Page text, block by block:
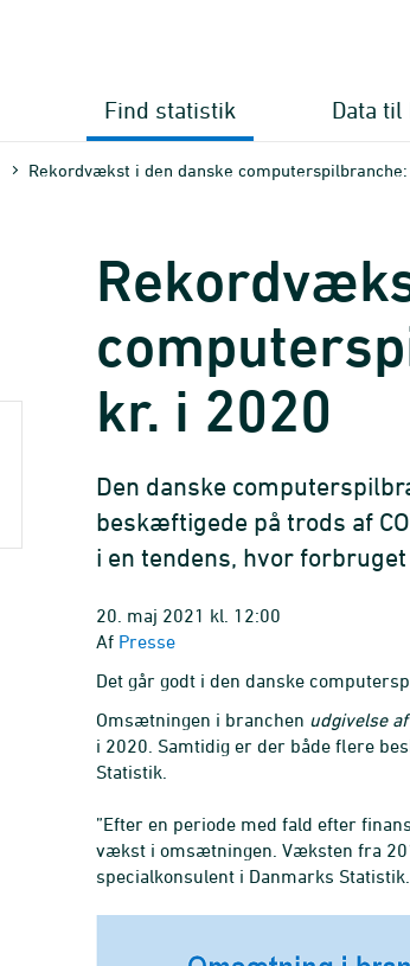
Find statistik Data
Rekordvækst i den danske
kr. i 2020
Den danske
beskæftigede på trods af
i en tendens, hvor
20. maj 2021 kl. 12:00
Af Presse
Det går godt i den danske
Omsætningen i branchen udgivelse
i 2020. Samtidig er der både flere
Statistik.
”Efter en periode med fald efter
vækst i omsætningen. Væksten fra
specialkonsulent i Danmarks Statistik.